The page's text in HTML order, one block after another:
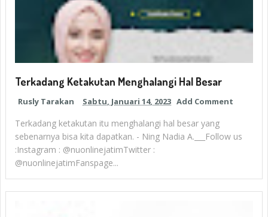
Terkadang Ketakutan Menghalangi Hal Besar
Rusly Tarakan Sabtu, Januari 14, 2023 Add Comment
Terkadang ketakutan itu menghalangi hal besar yang
sebenarnya bisa kita dapatkan. - Ning Nadia A.___Follow us
:Instagram : @nuonlinejatimTwitter :
@nuonlinejatimFanspage...